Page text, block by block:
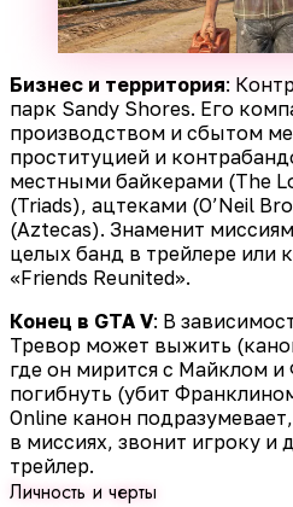
Бизнес и территория:
парк Sandy Shores. Его
производством и сбытом
проституцией и
местными байкерами (The
(Triads), ацтеками (O’Neil
(Aztecas). Знаменит
целых банд в трейлере или
«Friends Reunited».
Конец в GTA V: В
Тревор может выжить
где он мирится с Майклом
погибнуть (убит
Online канон
в миссиях, звонит игроку и
трейлер.
Личность и черты